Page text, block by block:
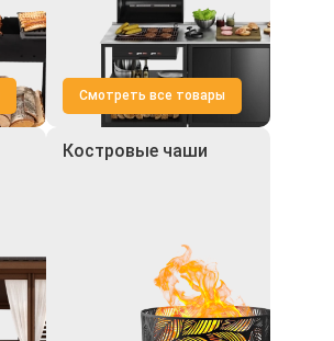
Смотреть все товары
Костровые чаши